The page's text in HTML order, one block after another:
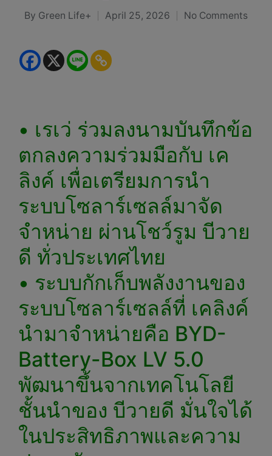
Posted
By Green Life+ April 25, 2026 No Comments
• เรเว่ ร่วมลงนามบันทึกข้อ
ตกลงความร่วมมือกับ เค
ลิงค์ เพื่อเตรียมการนำ
ระบบโซลาร์เซลล์มาจัด
จำหน่าย ผ่านโชว์รูม บีวาย
ดี ทั่วประเทศไทย
• ระบบกักเก็บพลังงานของ
ระบบโซลาร์เซลล์ที่ เคลิงค์
นำมาจำหน่ายคือ BYD-
Battery-Box LV 5.0
พัฒนาขึ้นจากเทคโนโลยี
ชั้นนำของ บีวายดี มั่นใจได้
ในประสิทธิภาพและความ